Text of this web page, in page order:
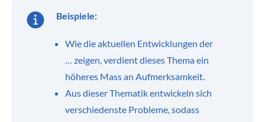
Beispiele:
Wie die aktuellen Entwicklungen der
… zeigen, verdient dieses Thema ein
höheres Mass an Aufmerksamkeit.
Aus dieser Thematik entwickeln sich
verschiedenste Probleme, sodass